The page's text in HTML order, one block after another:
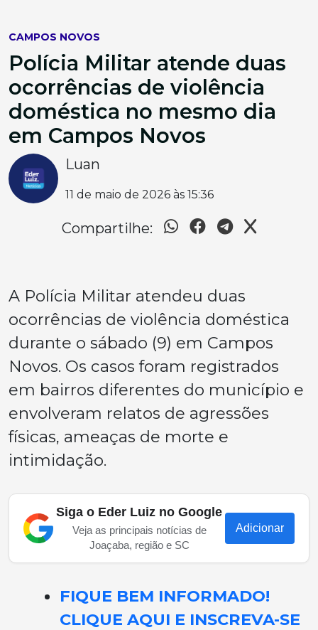
CAMPOS NOVOS
Polícia Militar atende duas
ocorrências de violência
doméstica no mesmo dia
em Campos Novos
Luan
11 de maio de 2026 às 15:36
Compartilhe:
A Polícia Militar atendeu duas
ocorrências de violência doméstica
durante o sábado (9) em Campos
Novos. Os casos foram registrados
em bairros diferentes do município e
envolveram relatos de agressões
físicas, ameaças de morte e
intimidação.
Siga o Eder Luiz no Google
Veja as principais notícias de
Joaçaba, região e SC
Adicionar
FIQUE BEM INFORMADO!
CLIQUE AQUI E INSCREVA-SE